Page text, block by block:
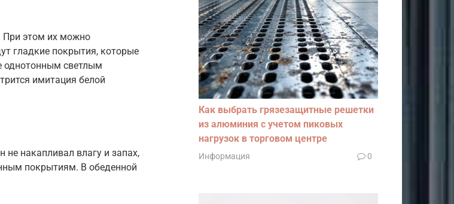
При этом их можно
гладкие покрытия, которые
однотонным светлым
имитация белой
накапливал влагу и запах,
покрытиям. В обеденной
Как выбрать грязезащитные решетки
из алюминия с учетом пиковых
нагрузок в торговом центре
Информация 0